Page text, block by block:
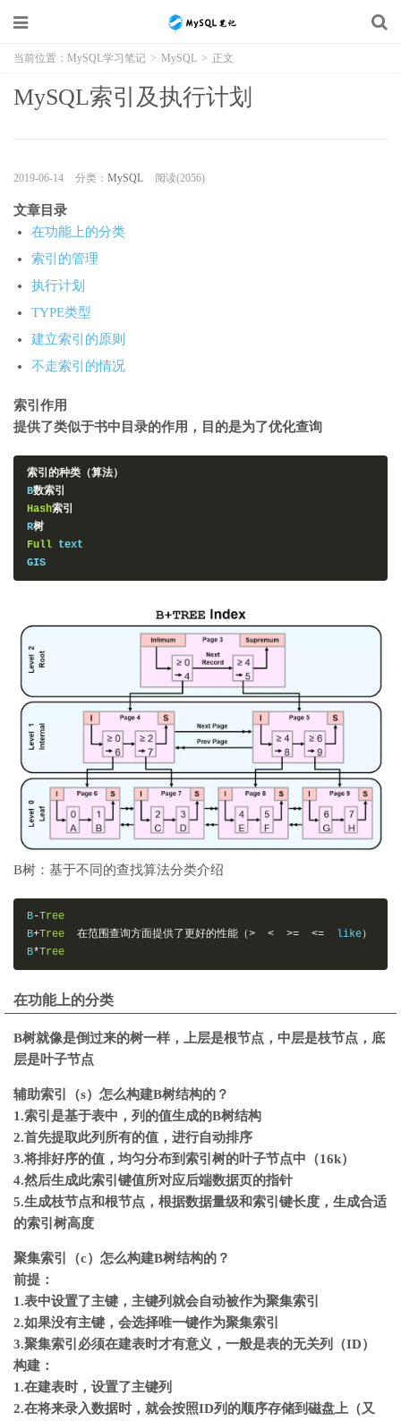
当前位置： MySQL学习笔记 > MySQL > 正文
MySQL索引及执行计划
2019-06-14 分类： MySQL 阅读(2056)
文章目录
在功能上的分类
索引的管理
执行计划
TYPE类型
建立索引的原则
不走索引的情况
索引作用
提供了类似于书中目录的作用，目的是为了优化查询
索引的种类（算法）
B数索引
Hash索引
R树
Full text
GIS
B树：基于不同的查找算法分类介绍
B-Tree
B+Tree 在范围查询方面提供了更好的性能（> < >= <=
  like
）
B*Tree
在功能上的分类
B树就像是倒过来的树一样，上层是根节点，中层是枝节点，底
层是叶子节点
辅助索引（s）怎么构建B树结构的？
1.索引是基于表中，列的值生成的B树结构
2.首先提取此列所有的值，进行自动排序
3.将排好序的值，均匀分布到索引树的叶子节点中（16k）
4.然后生成此索引键值所对应后端数据页的指针
5.生成枝节点和根节点，根据数据量级和索引键长度，生成合适
的索引树高度
聚集索引（c）怎么构建B树结构的？
前提：
1.表中设置了主键，主键列就会自动被作为聚集索引
2.如果没有主键，会选择唯一键作为聚集索引
3.聚集索引必须在建表时才有意义，一般是表的无关列（ID）
构建：
1.在建表时，设置了主键列
2.在将来录入数据时，就会按照ID列的顺序存储到磁盘上（又